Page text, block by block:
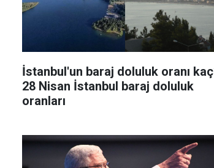
İstanbul'un baraj doluluk oranı
28 Nisan İstanbul baraj doluluk
oranları